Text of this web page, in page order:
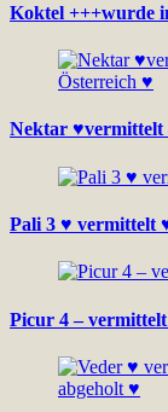
Koktel +++wurde
Nektar ♥vermittelt
Pali 3 ♥ vermittelt
Picur 4 –